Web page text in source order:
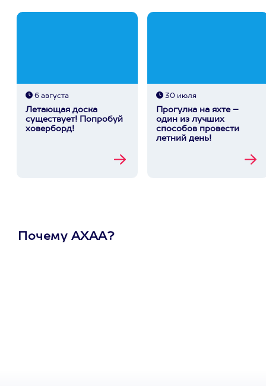
6 августа
Летающая доска
существует! Попробуй
ховерборд!
30 июля
Прогулка на яхте –
один из лучших
способов провести
летний день!
Почему АХАА?